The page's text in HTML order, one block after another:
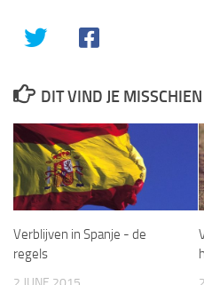
DIT VIND JE
Verblijven in Spanje ­- de
regels